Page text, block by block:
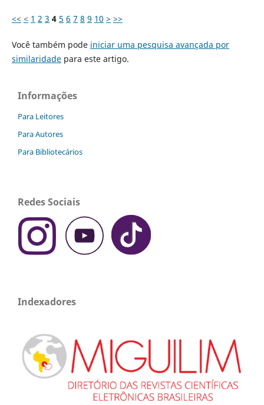
<< < 1 2 3 4 5 6 7 8 9 10 > >>
Você também pode iniciar uma pesquisa avançada por
similaridadepara este artigo.
Informações
Para Leitores
Para Autores
Para Bibliotecários
Redes Sociais
Indexadores